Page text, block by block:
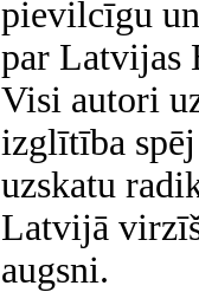
pievilcīgu
par Latvijas
Visi autori
izglītība
uzskatu
Latvijā
augsni.